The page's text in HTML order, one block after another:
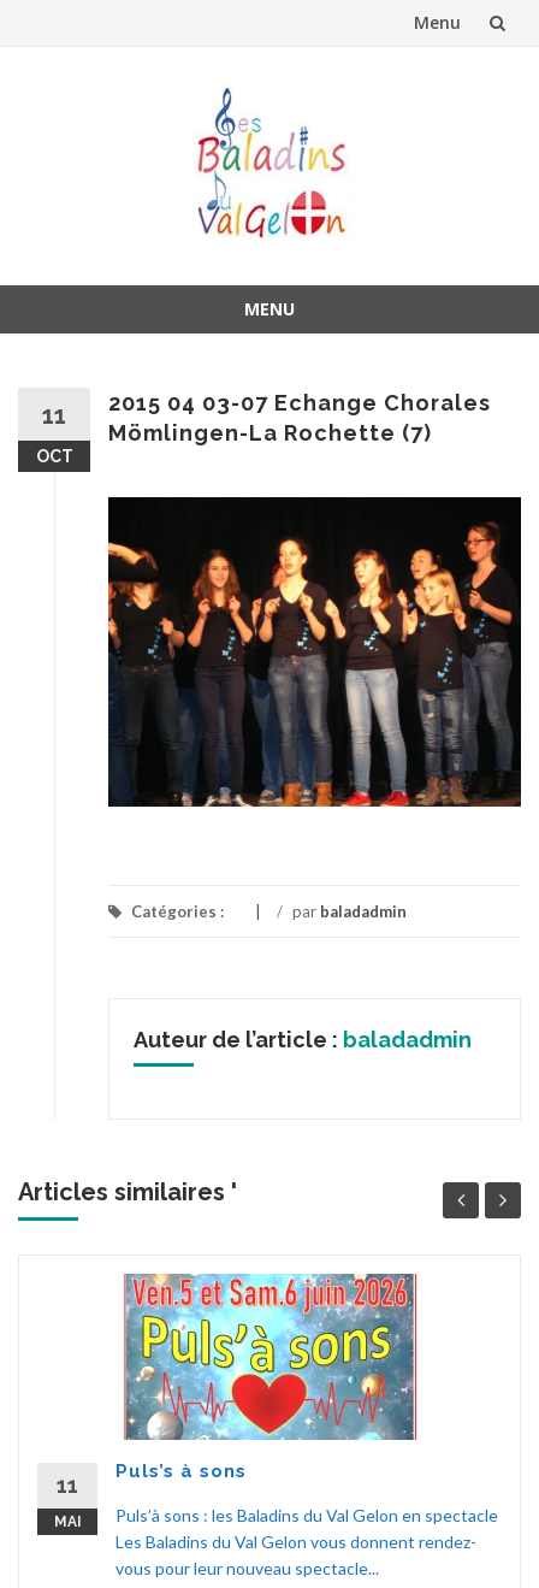
Menu
MENU
11
OCT
2015 04 03-07 Echange Chorales
Mömlingen-La Rochette (7)
Catégories : / par baladadmin
Auteur de l’article : baladadmin
Articles similaires '
11
MAI
Puls’s à sons
Puls’à sons : les Baladins du Val Gelon en spectacle
Les Baladins du Val Gelon vous donnent rendez-
vous pour leur nouveau spectacle...